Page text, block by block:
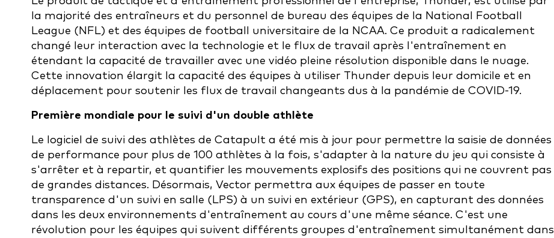
la majorité des entraîneurs et du personnel de bureau des équipes de la National Football
League (NFL) et des équipes de football universitaire de la NCAA. Ce produit a radicalement
changé leur interaction avec la technologie et le flux de travail après l'entraînement en
étendant la capacité de travailler avec une vidéo pleine résolution disponible dans le nuage.
Cette innovation élargit la capacité des équipes à utiliser Thunder depuis leur domicile et en
déplacement pour soutenir les flux de travail changeants dus à la pandémie de COVID-19.
Première mondiale pour le suivi d'un double athlète
Le logiciel de suivi des athlètes de Catapult a été mis à jour pour permettre la saisie de données
de performance pour plus de 100 athlètes à la fois, s'adapter à la nature du jeu qui consiste à
s'arrêter et à repartir, et quantifier les mouvements explosifs des positions qui ne couvrent pas
de grandes distances. Désormais, Vector permettra aux équipes de passer en toute
transparence d'un suivi en salle (LPS) à un suivi en extérieur (GPS), en capturant des données
dans les deux environnements d'entraînement au cours d'une même séance. C'est une
révolution pour les équipes qui suivent différents groupes d'entraînement simultanément dans